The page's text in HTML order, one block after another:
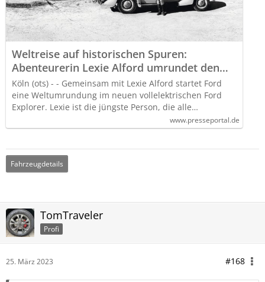
Weltreise auf historischen Spuren:
Abenteurerin Lexie Alford umrundet den
Globus im vollelektrischen Ford Explorer
Köln (ots) - - Gemeinsam mit Lexie Alford startet Ford
eine Weltumrundung im neuen vollelektrischen Ford
Explorer. Lexie ist die jüngste Person, die alle…
www.presseportal.de
Fahrzeugdetails
TomTraveler
Profi
25. März 2023 #168